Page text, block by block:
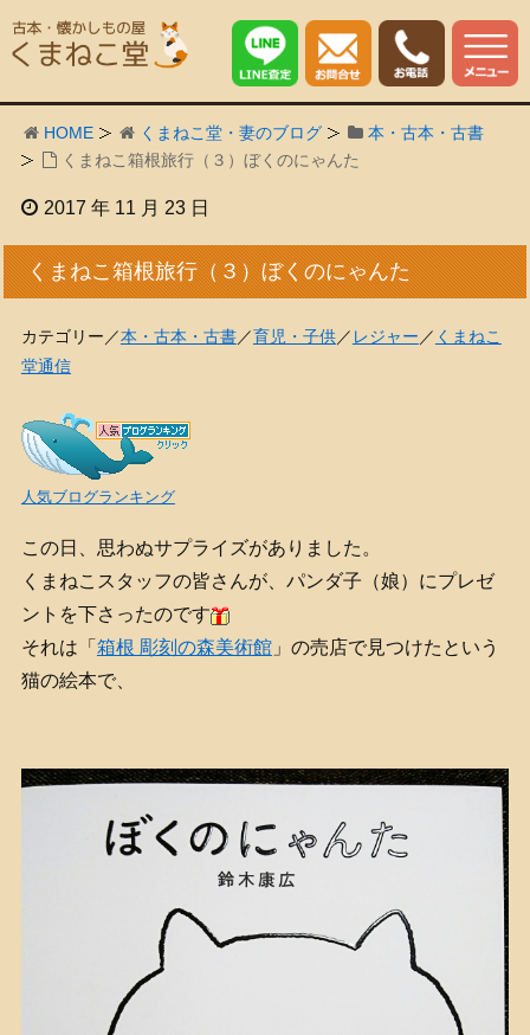
HOME くまねこ堂・妻のブログ
本・古本・古書
くまねこ箱根旅行（３）ぼくのにゃんた
2017 年 11 月 23 日
くまねこ箱根旅行（３）ぼくのにゃんた
カテゴリー／本・古本・古書／育児・子供／ レジャー／ くまねこ
堂通信
人気ブログランキング
この日、思わぬサプライズがありました。
くまねこスタッフの皆さんが、パンダ子（娘）にプレゼ
ントを下さったのです
それは「 箱根 彫刻の森美術館」の売店で見つけたという
猫の絵本で、